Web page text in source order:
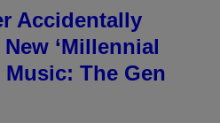
Accidentally
‘Millennial
The Gen